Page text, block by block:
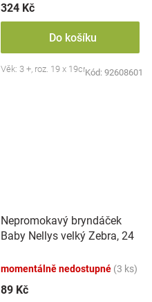
324 Kč
Do košíku
Věk: 3 +, roz. 19 x 19cmKód: 92608601
Nepromokavý bryndáček
Baby Nellys velký Zebra, 24
momentálně nedostupné (3 ks)
89 Kč